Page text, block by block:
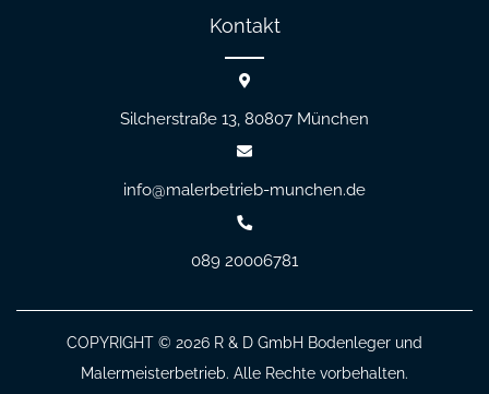
Kontakt
Silcherstraße 13, 80807 München
info@malerbetrieb-munchen.de
089 20006781
COPYRIGHT © 2026 R & D GmbH Bodenleger und
Malermeisterbetrieb. Alle Rechte vorbehalten.